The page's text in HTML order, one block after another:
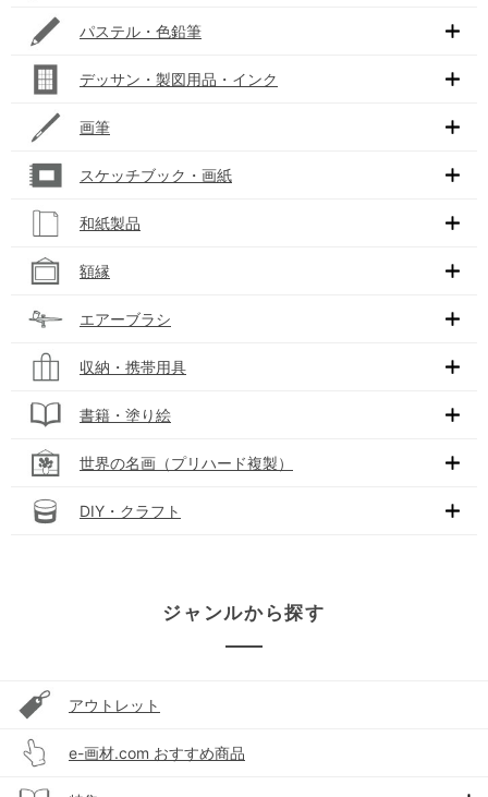
パステル・色鉛筆
デッサン・製図用品・インク
画筆
スケッチブック・画紙
和紙製品
額縁
エアーブラシ
収納・携帯用具
書籍・塗り絵
世界の名画（プリハード複製）
DIY・クラフト
ジャンルから探す
アウトレット
e-画材.com おすすめ商品